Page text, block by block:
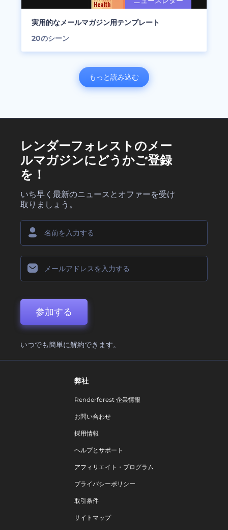
実用的なメールマガジン用テンプレート
20のシーン
もっと読み込む
レンダーフォレストのメー
ルマガジンにどうかご登録
を！
いち早く最新のニュースとオファーを受け
取りましょう。
参加する
いつでも簡単に解約できます。
弊社
Renderforest 企業情報
お問い合わせ
採用情報
ヘルプとサポート
アフィリエイト・プログラム
プライバシーポリシー
取引条件
サイトマップ